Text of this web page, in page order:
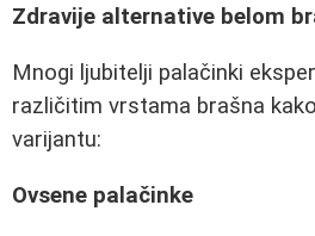
Zdravije alternative belom
Mnogi ljubitelji palačinki
različitim vrstama brašna
varijantu:
Ovsene palačinke